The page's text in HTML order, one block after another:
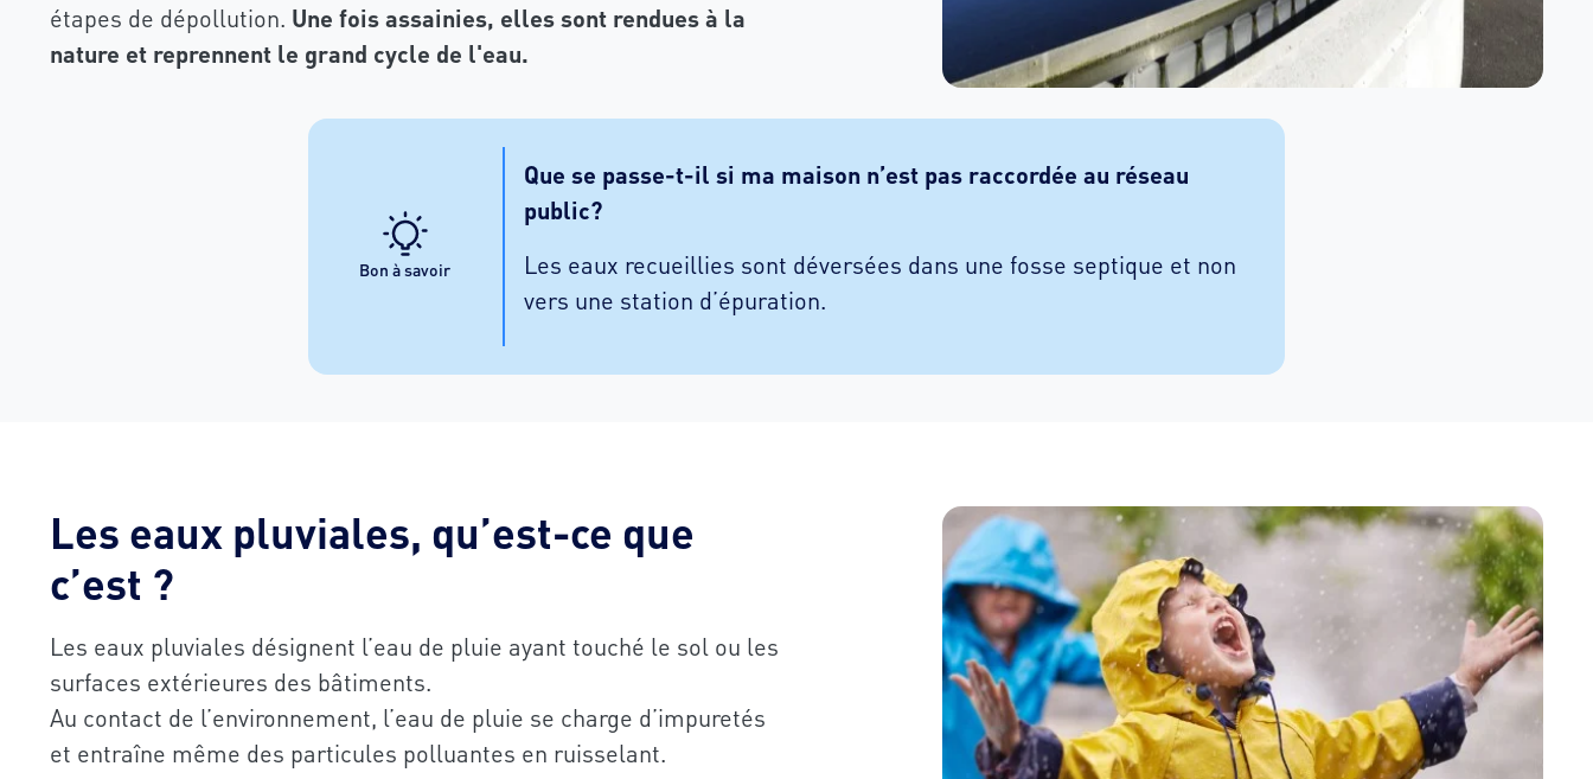
étapes de dépollution. Une fois assainies, elles sont rendues à la
nature et reprennent le grand cycle de l'eau.
Bon à savoir
Que se passe-t-il si ma maison n’est pas raccordée au réseau
public?
Les eaux recueillies sont déversées dans une fosse septique et non
vers une station d’épuration.
Les eaux pluviales, qu’est-ce que
c’est ?
Les eaux pluviales désignent l’eau de pluie ayant touché le sol ou les
surfaces extérieures des bâtiments.
Au contact de l’environnement, l’eau de pluie se charge d’impuretés
et entraîne même des particules polluantes en ruisselant.